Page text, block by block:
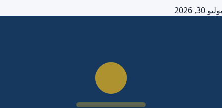
يوليو 30, 2026